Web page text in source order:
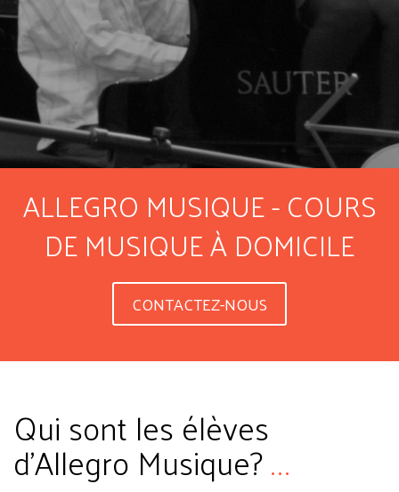
ALLEGRO MUSIQUE - COURS
DE MUSIQUE À DOMICILE
CONTACTEZ-NOUS
Qui sont les élèves
d'Allegro Musique?...